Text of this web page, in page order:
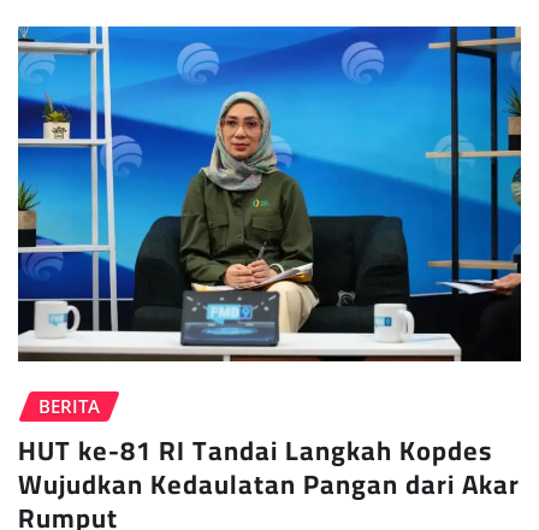
BERITA
HUT ke-81 RI Tandai Langkah Kopdes
Wujudkan Kedaulatan Pangan dari Akar
Rumput